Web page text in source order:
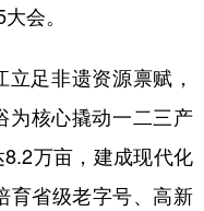
会。
足非遗资源禀赋，
为核心撬动一二三产
万亩，建成现代化
育省级老字号、高新